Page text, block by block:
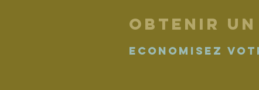
Obtenir
Economisez